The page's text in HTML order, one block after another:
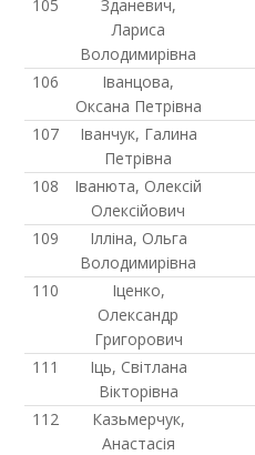
Зданевич,
Лариса
Володимирівна
Іванцова,
Оксана Петрівна
Іванчук, Галина
Петрівна
Іванюта, Олексій
Олексійович
Ілліна, Ольга
Володимирівна
Іценко,
Олександр
Григорович
Іць, Світлана
Вікторівна
Казьмерчук,
Анастасія